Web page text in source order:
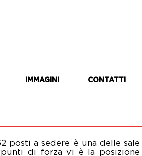
IMMAGINI CONTATTI
posti a sedere è una delle sale
di forza vi è la posizione